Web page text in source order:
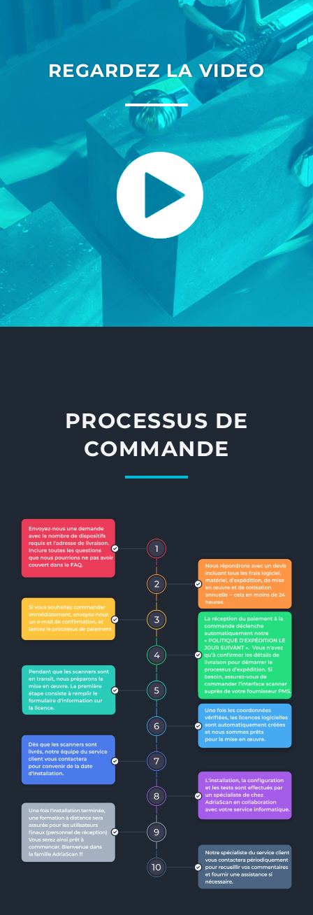
REGARDEZ LA VIDEO
PROCESSUS DE
COMMANDE